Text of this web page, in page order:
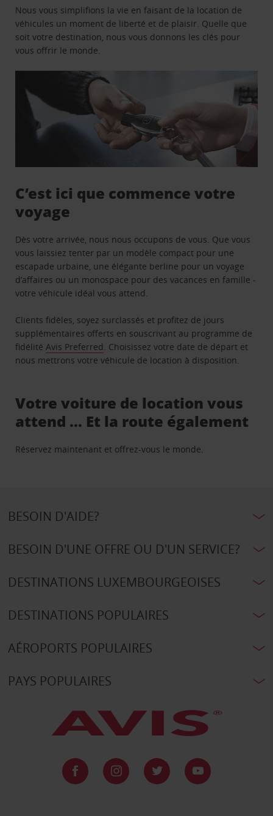
Nous vous simplifions la vie en faisant de la location de
véhicules un moment de liberté et de plaisir. Quelle que
soit votre destination, nous vous donnons les clés pour
vous offrir le monde.
C’est ici que commence votre
voyage
Dès votre arrivée, nous nous occupons de vous. Que vous
vous laissiez tenter par un modèle compact pour une
escapade urbaine, une élégante berline pour un voyage
d’affaires ou un monospace pour des vacances en famille -
votre véhicule idéal vous attend.
Clients fidèles, soyez surclassés et profitez de jours
supplémentaires offerts en souscrivant au programme de
fidélitéAvis Preferred. Choisissez votre date de départ et
nous mettrons votre véhicule de location à disposition.
Votre voiture de location vous
attend … Et la route également
Réservez maintenant et offrez-vous le monde.
BESOIN D'AIDE?
BESOIN D'UNE OFFRE OU D'UN SERVICE?
DESTINATIONS LUXEMBOURGEOISES
DESTINATIONS POPULAIRES
AÉROPORTS POPULAIRES
PAYS POPULAIRES